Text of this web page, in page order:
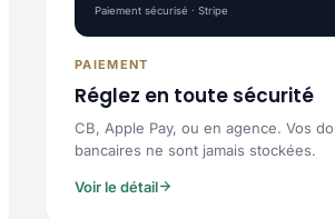
Paiement sécurisé · Stripe
PAIEMENT
Réglez en toute sécurité
CB, Apple Pay, ou en agence. Vos
bancaires ne sont jamais stockées.
Voir le détail